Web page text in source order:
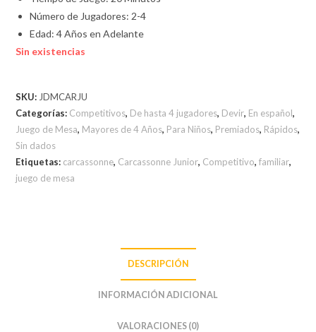
Número de Jugadores: 2-4
Edad: 4 Años en Adelante
Sin existencias
SKU: JDMCARJU
Categorías: Competitivos, De hasta 4 jugadores, Devir, En español,
Juego de Mesa, Mayores de 4 Años, Para Niños, Premiados, Rápidos,
Sin dados
Etiquetas: carcassonne, Carcassonne Junior, Competitivo,familiar,
juego de mesa
DESCRIPCIÓN
INFORMACIÓN ADICIONAL
VALORACIONES (0)